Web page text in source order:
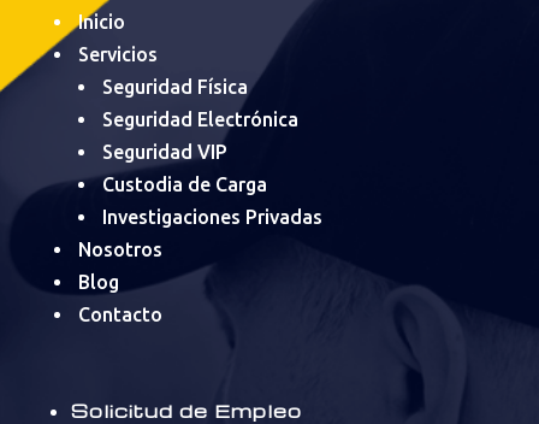
Inicio
Servicios
Seguridad Física
Seguridad Electrónica
Seguridad VIP
Custodia de Carga
Investigaciones Privadas
Nosotros
Blog
Contacto
Solicitud de Empleo